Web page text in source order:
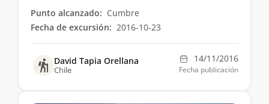
Punto alcanzado: Cumbre
Fecha de excursión: 2016-10-23
David Tapia Orellana
Chile
14/11/2016
Fecha publicación